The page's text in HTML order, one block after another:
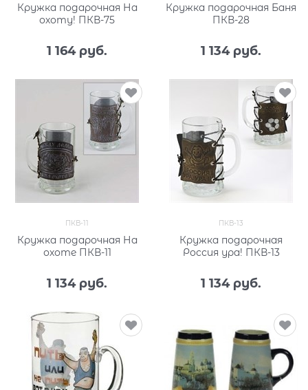
Кружка подарочная На
охоту! ПКВ-75
1 164 руб.
Кружка подарочная Баня
ПКВ-28
1 134 руб.
ПКВ-11
Кружка подарочная На
охоте ПКВ-11
1 134 руб.
ПКВ-13
Кружка подарочная
Россия ура! ПКВ-13
1 134 руб.